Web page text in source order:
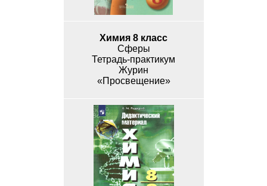
Химия 8 класс
Сферы
Тетрадь-практикум
Журин
«Просвещение»